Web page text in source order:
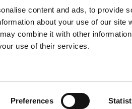
content and ads, to provide
about your use of our site
combine it with other
use of their services.
Preferences
řízeného společností AGROFERT,